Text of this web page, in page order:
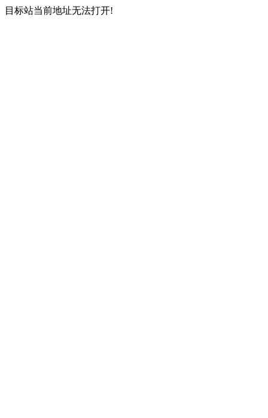
目标站当前地址无法打开!